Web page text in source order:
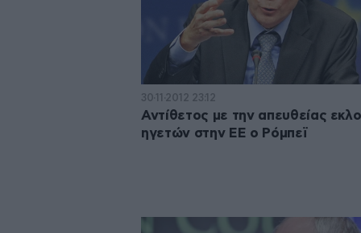
30·11·2012 23:12
Αντίθετος με την απευθείας
ηγετών στην ΕΕ ο Ρόμπεϊ